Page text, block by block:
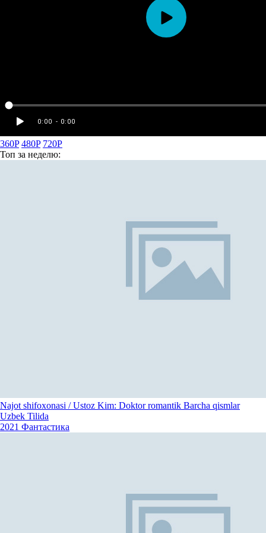
360P 480P 720P
Топ за неделю:
Najot shifoxonasi / Ustoz Kim: Doktor romantik Barcha qismlar
Uzbek Tilida
2021 Фантастика